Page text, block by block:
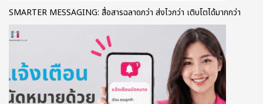
SMARTER MESSAGING: สื่อสารฉลาดกว่า ส่งไวกว่า เติบโตได้มากกว่า